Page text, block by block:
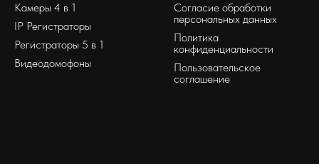
Камеры 4 в 1
IP Регистраторы
Регистраторы 5 в 1
Видеодомофоны
Согласие обработки
персональных данных
Политика
конфиденциальности
Пользовательское
соглашение